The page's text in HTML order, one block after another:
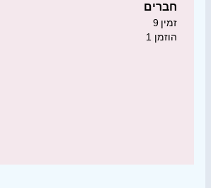
חברים
9 זמין
1 הוזמן